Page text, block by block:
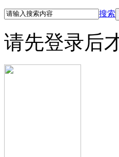
搜索
请先登录后